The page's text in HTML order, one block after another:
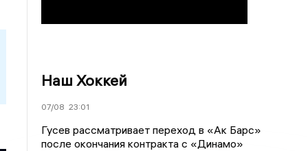
Наш Хоккей
07/08 23:01
Гусев рассматривает переход в «Ак Барс»
после окончания контракта с «Динамо»